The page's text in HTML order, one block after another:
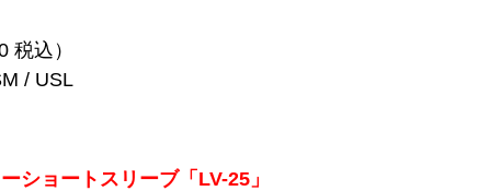
税込）
/ USL
ショートスリーブ「LV-25」